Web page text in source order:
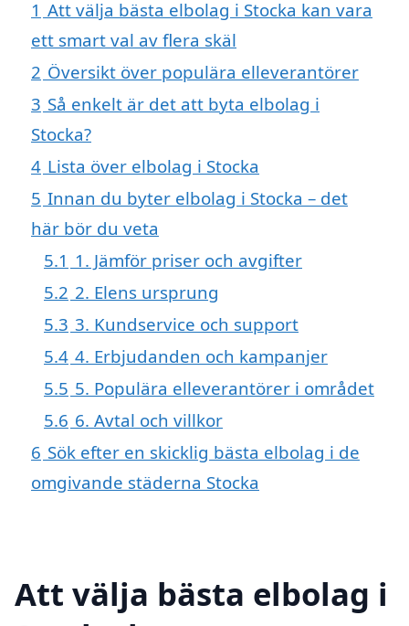
1 Att välja bästa elbolag i Stocka kan vara
ett smart val av flera skäl
2 Översikt över populära elleverantörer
3 Så enkelt är det att byta elbolag i
Stocka?
4 Lista över elbolag i Stocka
5 Innan du byter elbolag i Stocka – det
här bör du veta
5.1 1. Jämför priser och avgifter
5.2 2. Elens ursprung
5.3 3. Kundservice och support
5.4 4. Erbjudanden och kampanjer
5.5 5. Populära elleverantörer i området
5.6 6. Avtal och villkor
6 Sök efter en skicklig bästa elbolag i de
omgivande städerna Stocka
Att välja bästa elbolag i